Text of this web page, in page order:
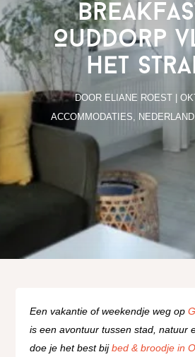
Ouddorp
het
DOOR ELIANE ROEST|
ACCOMMODATIES
NEDERLAND,
Een vakantie of weekendje weg op
is een avontuur tussen stad, natuur
doe je het best bijbed & broodje in